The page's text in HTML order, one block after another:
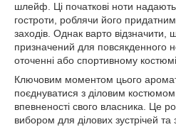
шлейф. Ці початкові ноти
гостроти, роблячи його
заходів. Однак варто
призначений для повсякденного
оточенні або спортивному
Ключовим моментом цього
поєднуватися з діловим
впевненості свого власника. Це
вибором для ділових зустрічей